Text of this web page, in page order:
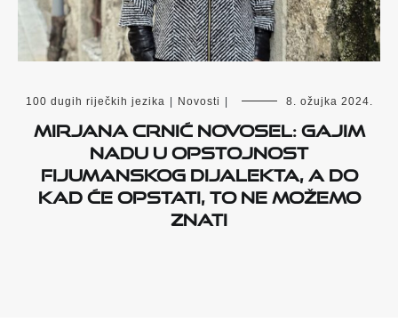
100 dugih riječkih jezika | Novosti | 8. ožujka 2024.
Mirjana Crnić Novosel: Gajim
nadu u opstojnost
fijumanskog dijalekta, a do
kad će opstati, to ne možemo
znati